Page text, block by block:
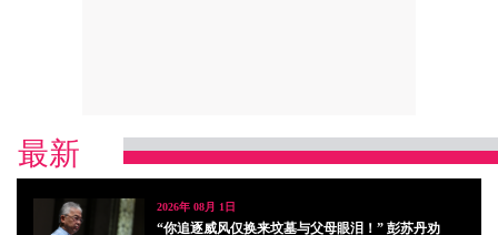
最新
2026年 08月 1日
“你追逐威风仅换来坟墓与父母眼泪！” 彭苏丹劝